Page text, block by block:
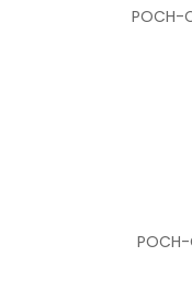
POCH-
POCH-